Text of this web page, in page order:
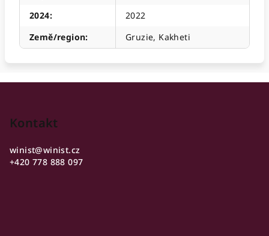
2024:
2022
Země/region: Gruzie, Kakheti
Kontakt
winist@winist.cz
+420 778 888 097